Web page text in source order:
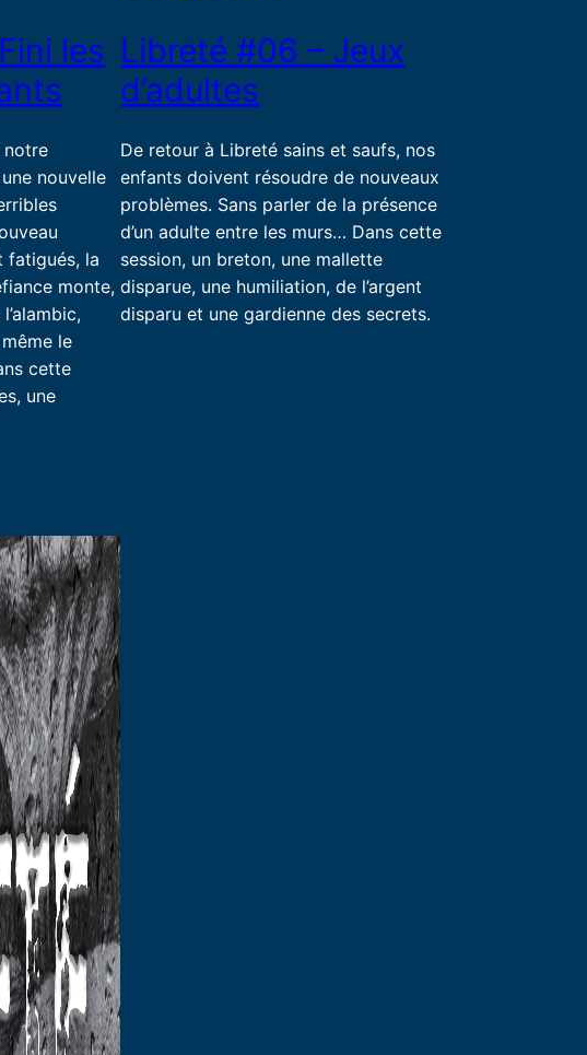
les
notre
nouvelle
fatigués, la
monte,
le
cette
une
Libreté #06 – Jeux
d’adultes
De retour à Libreté sains et saufs, nos
enfants doivent résoudre de nouveaux
problèmes. Sans parler de la présence
d’un adulte entre les murs… Dans cette
session, un breton, une mallette
disparue, une humiliation, de l’argent
disparu et une gardienne des secrets.